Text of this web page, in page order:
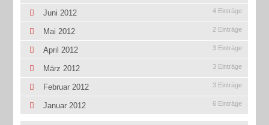
Juni 2012 4 Einträge
Mai 2012 2 Einträge
April 2012 3 Einträge
März 2012 3 Einträge
Februar 2012 3 Einträge
Januar 2012 6 Einträge